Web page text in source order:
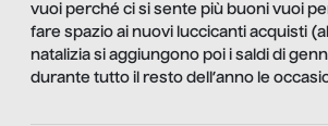
vuoi perché ci si sente più buoni vuoi
fare spazio ai nuovi luccicanti acquisti
natalizia si aggiungono poi i saldi di
durante tutto il resto dell’anno le